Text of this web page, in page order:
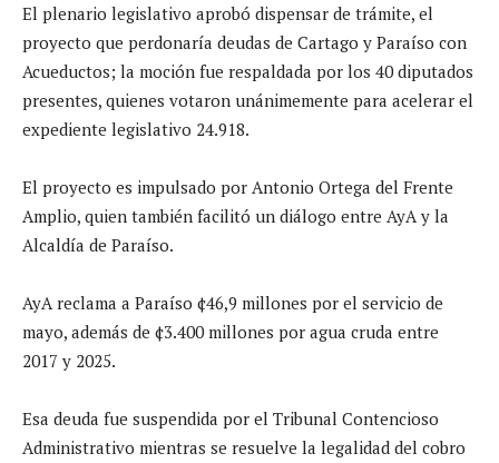
El plenario legislativo aprobó dispensar de trámite, el
proyecto que perdonaría deudas de Cartago y Paraíso con
Acueductos; la moción fue respaldada por los 40 diputados
presentes, quienes votaron unánimemente para acelerar el
expediente legislativo 24.918.
El proyecto es impulsado por Antonio Ortega del Frente
Amplio, quien también facilitó un diálogo entre AyA y la
Alcaldía de Paraíso.
AyA reclama a Paraíso ¢46,9 millones por el servicio de
mayo, además de ¢3.400 millones por agua cruda entre
2017 y 2025.
Esa deuda fue suspendida por el Tribunal Contencioso
Administrativo mientras se resuelve la legalidad del cobro